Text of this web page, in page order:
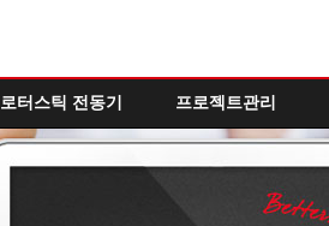
로터스틱 전동기 프로젝트관리